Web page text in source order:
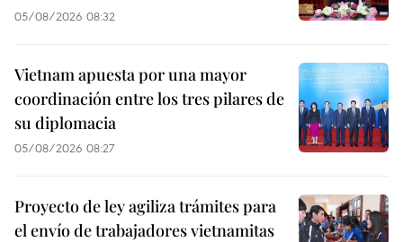
05/08/2026 08:32
Vietnam apuesta por una mayor
coordinación entre los tres pilares de
su diplomacia
05/08/2026 08:27
Proyecto de ley agiliza trámites para
el envío de trabajadores vietnamitas